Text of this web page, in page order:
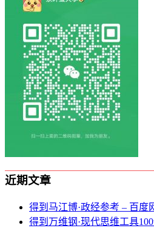
近期文章
得到马江博·政经参考 – 百度
得到万维钢·现代思维⼯具